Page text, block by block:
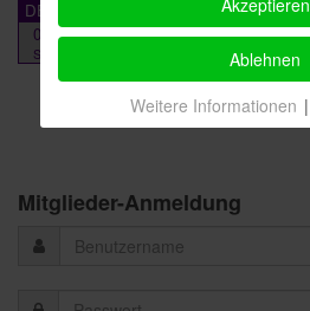
Mitglieder-Anmeldung
Ablehnen
Weitere Informationen |